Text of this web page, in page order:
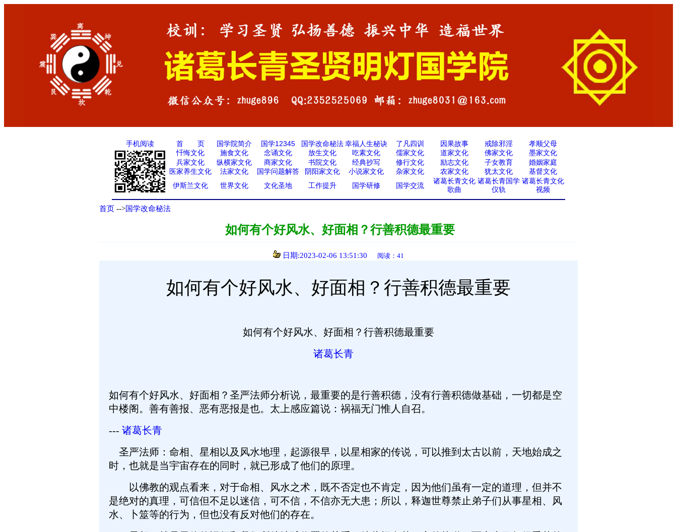
手机阅读 首 页 国学院简介 国学12345 国学改命秘法 幸福人生秘诀 了凡四训 因果故事 戒除邪淫
孝顺父母
忏悔文化
施食文化 念诵文化 放生文化 吃素文化 儒家文化 道家文化 佛家文化
墨家文化
兵家文化
纵横家文化 商家文化 书院文化 经典抄写 修行文化 励志文化 子女教育
婚姻家庭
医家养生文化
法家文化 国学问题解答 阴阳家文化 小说家文化 杂家文化 农家文化 犹太文化
基督文化
伊斯兰文化
世界文化 文化圣地 工作提升 国学研修 国学交流
诸葛长青文化
歌曲
诸葛长青国学
仪轨
诸葛长青文化
视频
首页 -->国学改命秘法
如何有个好风水、好面相？行善积德最重要
日期:2023-02-06 13:51:30 阅读：41
如何有个好风水、好面相？行善积德最重要
如何有个好风水、好面相？行善积德最重要
诸葛长青
如何有个好风水、好面相？圣严法师分析说，最重要的是行善积德，没有行善积德做基础，一切都是空
中楼阁。善有善报、恶有恶报是也。太上感应篇说：祸福无门惟人自召。
--- 诸葛长青
圣严法师：命相、星相以及风水地理，起源很早，以星相家的传说，可以推到太古以前，天地始成之
时，也就是当宇宙存在的同时，就已形成了他们的原理。
以佛教的观点看来，对于命相、风水之术，既不否定也不肯定，因为他们虽有一定的道理，但并不
是绝对的真理，可信但不足以迷信，可不信，不信亦无大患；所以，释迦世尊禁止弟子们从事星相、风
水、卜筮等的行为，但也没有反对他们的存在。